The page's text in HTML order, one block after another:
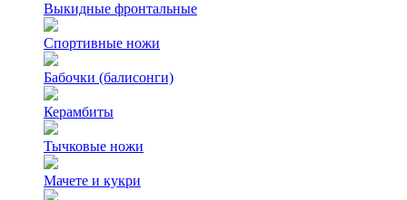
Выкидные фронтальные
Спортивные ножи
Бабочки (балисонги)
Керамбиты
Тычковые ножи
Мачете и кукри